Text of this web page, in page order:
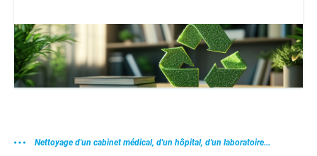
Nettoyage d'un cabinet médical, d'un hôpital, d'un laboratoire...